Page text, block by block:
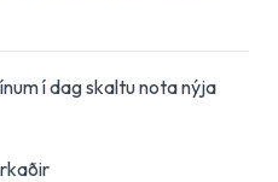
í dag skaltu nota nýja